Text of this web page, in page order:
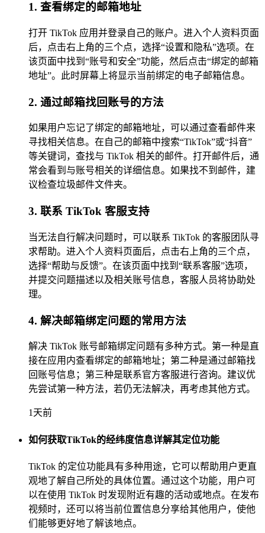
1. 查看绑定的邮箱地址
打开 TikTok 应用并登录自己的账户。进入个人资料页面
后，点击右上角的三个点，选择“设置和隐私”选项。在
该页面中找到“账号和安全”功能，然后点击“绑定的邮箱
地址”。此时屏幕上将显示当前绑定的电子邮箱信息。
2. 通过邮箱找回账号的方法
如果用户忘记了绑定的邮箱地址，可以通过查看邮件来
寻找相关信息。在自己的邮箱中搜索“TikTok”或“抖音”
等关键词，查找与 TikTok 相关的邮件。打开邮件后，通
常会看到与账号相关的详细信息。如果找不到邮件，建
议检查垃圾邮件文件夹。
3. 联系 TikTok 客服支持
当无法自行解决问题时，可以联系 TikTok 的客服团队寻
求帮助。进入个人资料页面后，点击右上角的三个点，
选择“帮助与反馈”。在该页面中找到“联系客服”选项，
并提交问题描述以及相关账号信息，客服人员将协助处
理。
4. 解决邮箱绑定问题的常用方法
解决 TikTok 账号邮箱绑定问题有多种方式。第一种是直
接在应用内查看绑定的邮箱地址；第二种是通过邮箱找
回账号信息；第三种是联系官方客服进行咨询。建议优
先尝试第一种方法，若仍无法解决，再考虑其他方式。
1天前
如何获取TikTok的经纬度信息详解其定位功能
TikTok 的定位功能具有多种用途，它可以帮助用户更直
观地了解自己所处的具体位置。通过这个功能，用户可
以在使用 TikTok 时发现附近有趣的活动或地点。在发布
视频时，还可以将当前位置信息分享给其他用户，使他
们能够更好地了解该地点。